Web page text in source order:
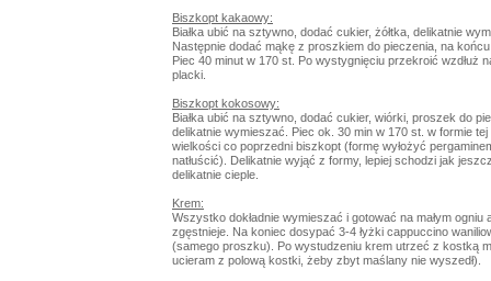
Biszkopt kakaowy:
Białka ubić na sztywno, dodać cukier, żółtka, delikatnie
Następnie dodać mąkę z proszkiem do pieczenia, na
Piec 40 minut w 170 st. Po wystygnięciu przekroić wzdłuż
placki.
Biszkopt kokosowy:
Białka ubić na sztywno, dodać cukier, wiórki, proszek do
delikatnie wymieszać. Piec ok. 30 min w 170 st. w formie tej
wielkości co poprzedni biszkopt (formę wyłożyć
natłuścić). Delikatnie wyjąć z formy, lepiej schodzi jak
delikatnie cieple.
Krem:
Wszystko dokładnie wymieszać i gotować na małym ogniu
zgęstnieje. Na koniec dosypać 3-4 łyżki cappuccino
(samego proszku). Po wystudzeniu krem utrzeć z kostką
ucieram z polową kostki, żeby zbyt maślany nie wyszedł).